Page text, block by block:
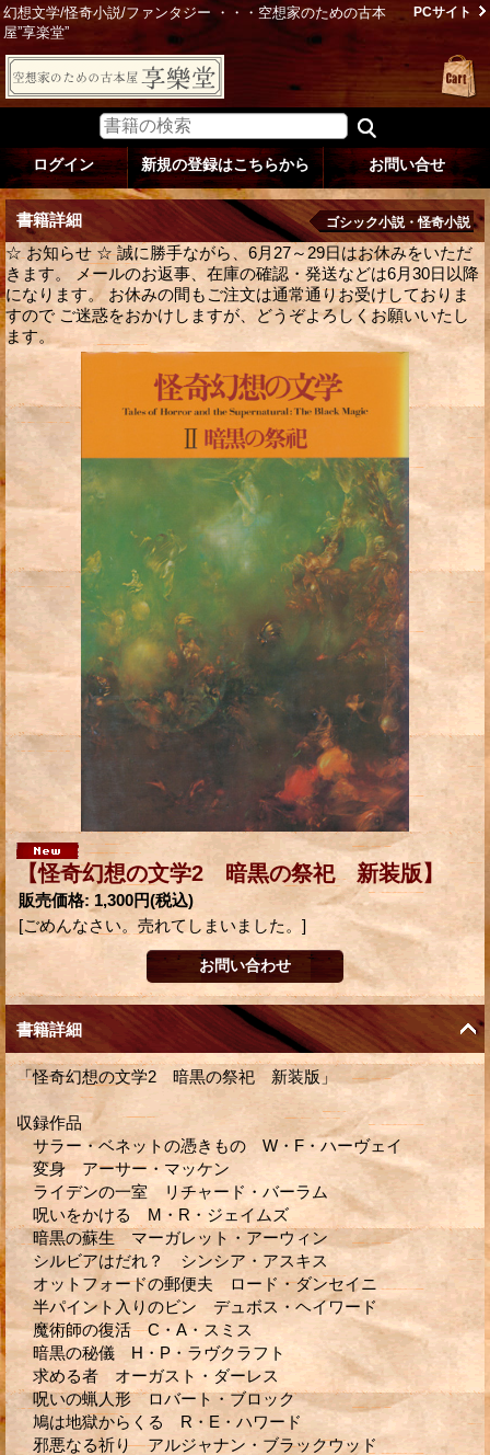
幻想文学/怪奇小説/ファンタジー ・・・空想家のための古本
屋”享楽堂”
PCサイト
ログイン 新規の登録はこちらから お問い合せ
書籍詳細 ゴシック小説・怪奇小説
☆ お知らせ ☆ 誠に勝手ながら、6月27～29日はお休みをいただ
きます。 メールのお返事、在庫の確認・発送などは6月30日以降
になります。 お休みの間もご注文は通常通りお受けしておりま
すので ご迷惑をおかけしますが、どうぞよろしくお願いいたし
ます。
【怪奇幻想の文学2 暗黒の祭祀 新装版】
販売価格: 1,300円(税込)
[ごめんなさい。売れてしまいました。]
書籍詳細
「怪奇幻想の文学2 暗黒の祭祀 新装版」
収録作品
サラー・ベネットの憑きもの W・F・ハーヴェイ
変身 アーサー・マッケン
ライデンの一室 リチャード・バーラム
呪いをかける M・R・ジェイムズ
暗黒の蘇生 マーガレット・アーウィン
シルビアはだれ？ シンシア・アスキス
オットフォードの郵便夫 ロード・ダンセイニ
半パイント入りのビン デュボス・ヘイワード
魔術師の復活 C・A・スミス
暗黒の秘儀 H・P・ラヴクラフト
求める者 オーガスト・ダーレス
呪いの蝋人形 ロバート・ブロック
鳩は地獄からくる R・E・ハワード
邪悪なる祈り アルジャナン・ブラックウッド